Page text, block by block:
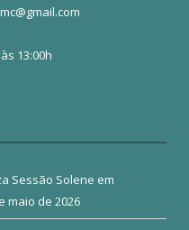
13:00h
Sessão Solene em
maio de 2026